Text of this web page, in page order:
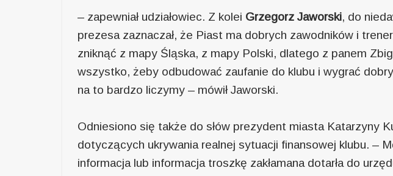
– zapewniał udziałowiec. Z kolei Grzegorz Jaworski, do
prezesa zaznaczał, że Piast ma dobrych zawodników i
zniknąć z mapy Śląska, z mapy Polski, dlatego z panem
wszystko, żeby odbudować zaufanie do klubu i wygrać
na to bardzo liczymy – mówił Jaworski.
Odniesiono się także do słów prezydent miasta Katarzyny
dotyczących ukrywania realnej sytuacji finansowej klubu. –
informacja lub informacja troszkę zakłamana dotarła do